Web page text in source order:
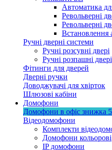
Автоматика
Револьверні
Револьверні
Встановлення
Ручні дверні системи
Ручні розсувні двері
Ручні розпашні двері
Фітинги для дверей
Дверні ручки
Доводжувачі для хвірток
Шлюзові кабіни
Домофони
Домофони в офіс знижка
Відеодомофони
Комплекти
Домофони кольорові
IP домофони